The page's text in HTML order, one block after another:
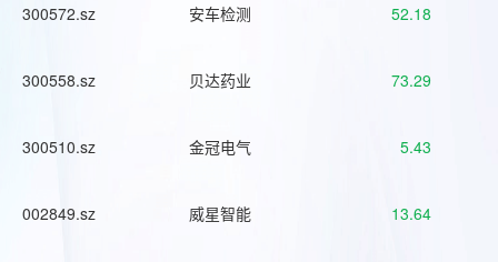
300572.sz 安车检测 52.18
300558.sz 贝达药业 73.29
300510.sz 金冠电气 5.43
002849.sz 威星智能 13.64